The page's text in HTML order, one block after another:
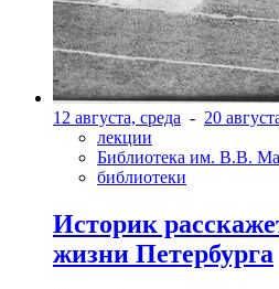
12 августа, среда - 20
лекции
Библиотека им. В.В.
библиотеки
Историк
жизни Петербурга